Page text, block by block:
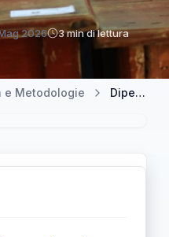
2026 3 min di lettura
e Metodologie Dipendenza digitale tra i giovani: smartphone, social e IA in emergenza educativa